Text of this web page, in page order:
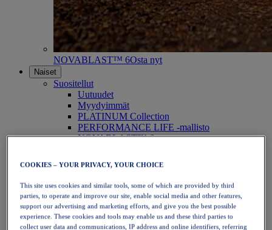
NOVABLAST™ 6Osta nyt
Naiset
Suositellut
Uutuudet
Myydyimmät
PLATINUM Collection
PERFORMANCE LIFE -mallisto
NOVABLAST™ 6
Juoksu
Polkujuoksu
Tennis
Lentopallo
Käsipallo
Padel
Verkkopallo
COOKIES – YOUR PRIVACY, YOUR CHOICE
This site uses cookies and similar tools, some of which are provided by third
parties, to operate and improve our site, enable social media and other features,
support our advertising and marketing efforts, and give you the best possible
experience. These cookies and tools may enable us and these third parties to
collect user data and communications, IP address and online identifiers, referring